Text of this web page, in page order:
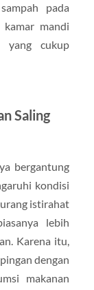
pada
mandi
yang cukup
Saling
bergantung
kondisi
istirahat
lebih
Karena itu,
dengan
makanan